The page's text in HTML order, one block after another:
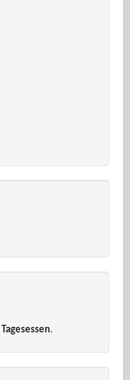
Tagesessen.